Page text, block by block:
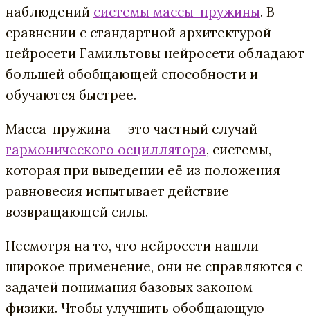
наблюдений системы массы-пружины. В
сравнении с стандартной архитектурой
нейросети Гамильтовы нейросети обладают
большей обобщающей способности и
обучаются быстрее.
Масса-пружина — это частный случай
гармонического осциллятора, системы,
которая при выведении её из положения
равновесия испытывает действие
возвращающей силы.
Несмотря на то, что нейросети нашли
широкое применение, они не справляются с
задачей понимания базовых законом
физики. Чтобы улучшить обобщающую